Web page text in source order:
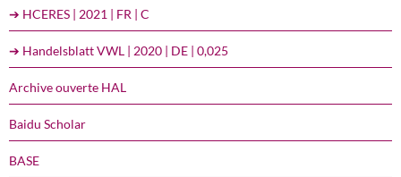
➔ HCERES | 2021 | FR | C
➔ Handelsblatt VWL | 2020 | DE | 0,025
Archive ouverte HAL
Baidu Scholar
BASE